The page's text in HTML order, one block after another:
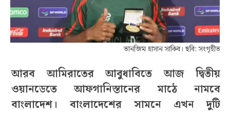
তানজিম হাসান সাকিব। ছবি: সংগৃহীত
আরব আমিরাতের আবুধাবিতে আজ দ্বিতীয়
ওয়ানডেতে আফগানিস্তানের মাঠে নামবে
বাংলাদেশ। বাংলাদেশের সামনে এখন দুটি